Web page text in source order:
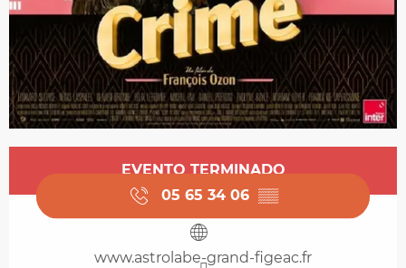
Horarios y datos de contacto
EVENTO TERMINADO
05 65 34 06 ▒▒
www.astrolabe-grand-figeac.fr